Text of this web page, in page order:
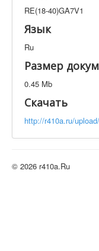
Искать
Производитель
Элементов на
RE(18-40)GA7V1
Язык
Ru
Размер
0.45 Mb
Скачать
http://r410a.ru/
© 2026 r410a.Ru